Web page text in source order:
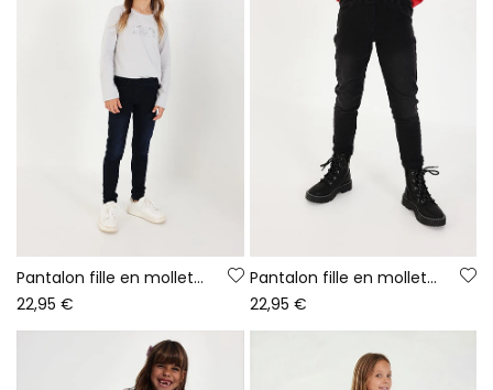
Pantalon fille en molleton denim bleu marine
22,95 €
Pantalon fille en molleton denim noir
22,95 €